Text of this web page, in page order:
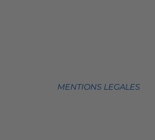
MENTIONS LEGALES